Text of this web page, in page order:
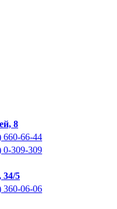
8
660-66-44
0-309-309
34/5
360-06-06